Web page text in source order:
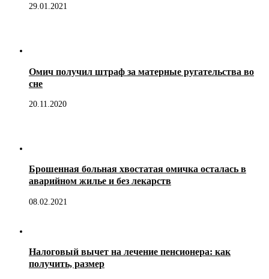
29.01.2021
Омич получил штраф за матерные ругательства во
сне
20.11.2020
Брошенная больная хвостатая омичка осталась в
аварийном жилье и без лекарств
08.02.2021
Налоговый вычет на лечение пенсионера: как
получить, размер